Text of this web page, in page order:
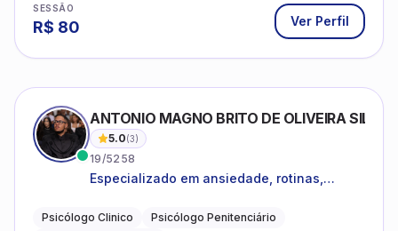
SESSÃO
R$ 80 Ver Perfil
ANTONIO MAGNO BRITO DE OLIVEIRA SILVA
5.0(3)
19/5258
Especializado em ansiedade, rotinas,
familiares e questões comportamentais.
Psicólogo Clinico
Psicólogo Penitenciário